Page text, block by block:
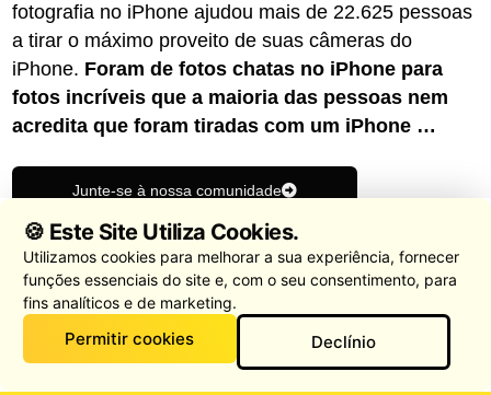
fotografia no iPhone ajudou mais de 22.625 pessoas
a tirar o máximo proveito de suas câmeras do
iPhone. Foram de fotos chatas no iPhone para
fotos incríveis que a maioria das pessoas nem
acredita que foram tiradas com um iPhone …
Junte-se à nossa comunidade
★ ★★★★ 4.87 (15k opiniões)
🍪 Este Site Utiliza Cookies.
Utilizamos cookies para melhorar a sua experiência, fornecer
funções essenciais do site e, com o seu consentimento, para
fins analíticos e de marketing.
Permitir cookies Declínio